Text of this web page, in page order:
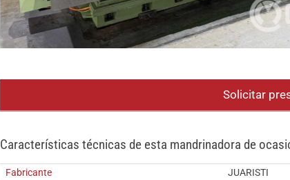
Solicitar
Características técnicas de esta mandrinadora de
Fabricante
JUARISTI